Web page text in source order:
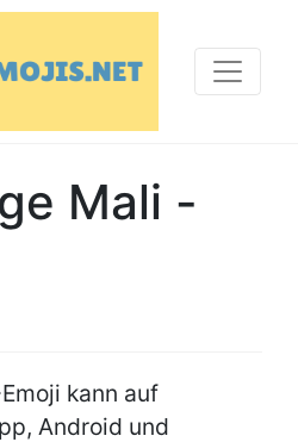
Mali -
kann auf
Android und